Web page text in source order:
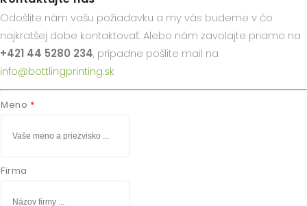
Odošlite nám vašu požiadavku a my vás budeme v čo
najkratšej dobe kontaktovať. Alebo nám zavolajte priamo na
+421 44 5280 234, prípadne pošlite mail na
info@bottlingprinting.sk
Meno
Firma